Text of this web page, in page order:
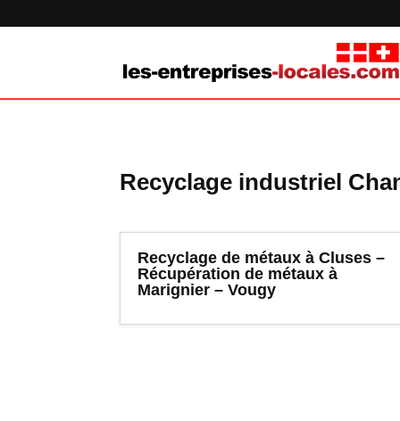
Recyclage industriel
Recyclage de métaux à Cluses –
Récupération de métaux à
Marignier – Vougy